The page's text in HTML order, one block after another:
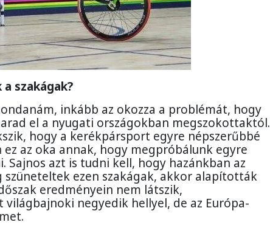
szakágak?
inkább az okozza a problémát, hogy
el a nyugati országokban megszokottaktól.
hogy a kerékpársport egyre népszerűbbé
az oka annak, hogy megpróbálunk egyre
azt is tudni kell, hogy hazánkban az
szüneteltek ezen szakágak, akkor alapították
eredményein nem látszik,
negyedik hellyel, de az Európa-